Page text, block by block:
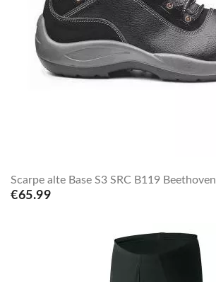
Scarpe alte Base S3 SRC B119 Beethoven
€65.99